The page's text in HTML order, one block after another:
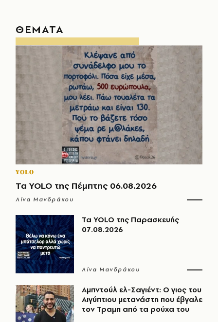
ΘΕΜΑΤΑ
YOLO
Τα YOLO της Πέμπτης 06.08.2026
Λίνα Μανδράκου
Τα YOLO της Παρασκευής
07.08.2026
Λίνα Μανδράκου
Αμπντούλ ελ-Σαγιέντ: Ο γιος του
Αιγύπτιου μετανάστη που έβγαλε
τον Τραμπ από τα ρούχα του